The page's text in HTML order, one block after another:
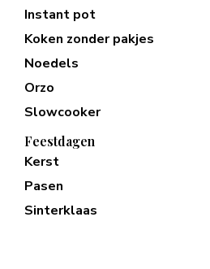
Instant pot
Koken zonder pakjes
Noedels
Orzo
Slowcooker
Feestdagen
Kerst
Pasen
Sinterklaas